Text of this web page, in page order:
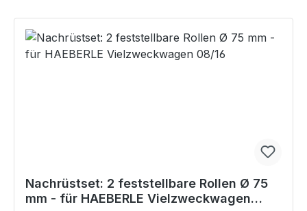
Nachrüstset: 2 feststellbare Rollen Ø 75
mm - für HAEBERLE Vielzweckwagen